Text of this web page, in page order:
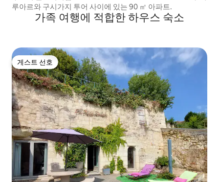
루아르와 구시가지 투어 사이에 있는 90 ㎡ 아파트.
가족 여행에 적합한 하우스 숙소
게스트 선호
게스트 선호